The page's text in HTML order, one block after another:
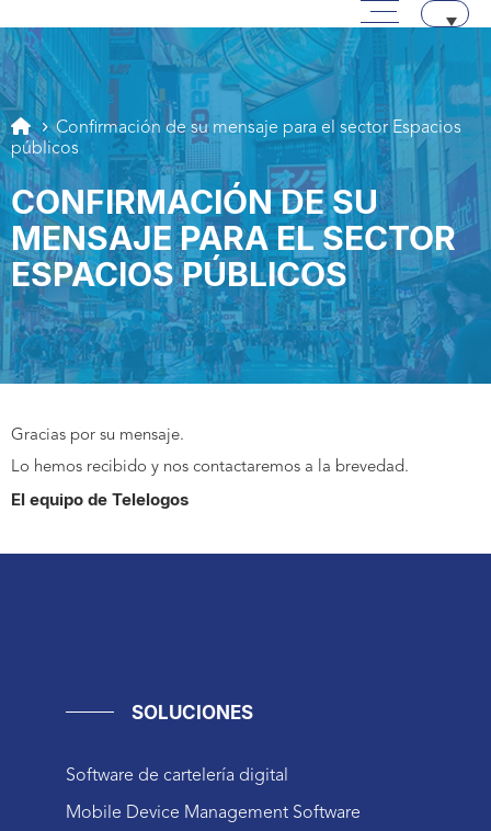
Pasar a contenido
Menú principal
Confirmación de su mensaje para el sector Espacios
públicos
CONFIRMACIÓN DE SU
MENSAJE PARA EL SECTOR
ESPACIOS PÚBLICOS
Gracias por su mensaje.
Lo hemos recibido y nos contactaremos a la brevedad.
El equipo de Telelogos
SOLUCIONES
Software de cartelería digital
Mobile Device Management Software